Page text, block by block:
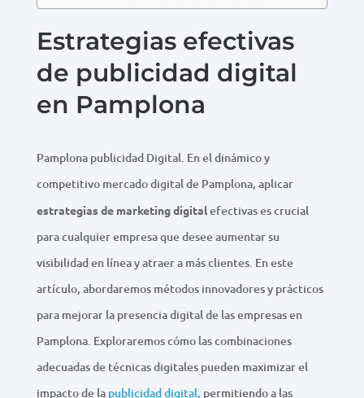
Estrategias efectivas
de publicidad digital
en Pamplona
Pamplona publicidad Digital. En el dinámico y
competitivo mercado digital de Pamplona, aplicar
estrategias de marketing digitalefectivas es crucial
para cualquier empresa que desee aumentar su
visibilidad en línea y atraer a más clientes. En este
artículo, abordaremos métodos innovadores y prácticos
para mejorar la presencia digital de las empresas en
Pamplona. Exploraremos cómo las combinaciones
adecuadas de técnicas digitales pueden maximizar el
impacto de la publicidad digital, permitiendo a las